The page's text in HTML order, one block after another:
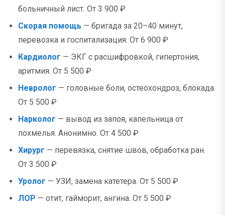
больничный лист. От 3 900 ₽
Скорая помощь — бригада за 20–40 минут,
перевозка и госпитализация. От 6 900 ₽
Кардиолог — ЭКГ с расшифровкой, гипертония,
аритмия. От 5 500 ₽
Невролог — головные боли, остеохондроз, блокада.
От 5 500 ₽
Нарколог — вывод из запоя, капельница от
похмелья. Анонимно. От 4 500 ₽
Хирург — перевязка, снятие швов, обработка ран.
От 3 500 ₽
Уролог — УЗИ, замена катетера. От 5 500 ₽
ЛОР — отит, гайморит, ангина. От 5 500 ₽